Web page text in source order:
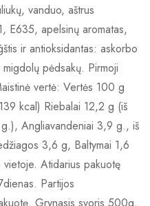
vanduo, aštrus
E635, apelsinų aromatas,
ir antioksidantas: askorbo
pėdsakų. Pirmoji
vertė: Vertės 100 g
kcal) Riebalai 12,2 g (iš
Angliavandeniai 3,9 g., iš
3,6 g, Baltymai 1,6
Atidarius pakuotę
Partijos